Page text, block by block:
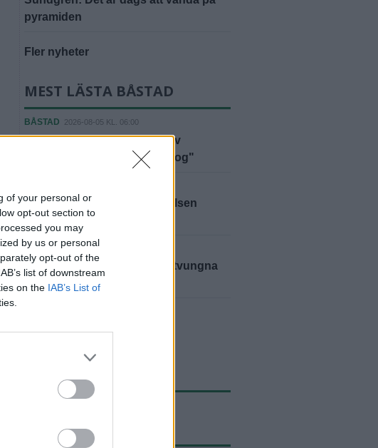
of your personal or
opt-out section to
you may
by us or personal
opt-out of the
list of downstream
on the IAB’s List of
pyramiden
Fler nyheter
MEST LÄSTA BÅSTAD
BÅSTAD 2026-08-05 KL. 06:00
Ridklubben polisanmäld – av
medlemmarna: "Vi har fått nog"
Ridskolan läggs ned – styrelsen
skyller på kommunen
BÅSTAD 2026-08-05 KL. 09:00
"Det fanns inga alternativ – tvungna
att sälja"
SENASTE NYTT